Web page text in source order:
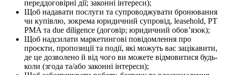
переддоговірні дії; законні інтереси);
Щоб надавати послуги та супроводжувати бронювання
чи купівлю, зокрема юридичний супровід, leasehold, PT
PMA та due diligence (договір; юридичний обовʼязок);
Щоб надсилати маркетингові повідомлення про
проєкти, пропозиції та події, які можуть вас зацікавити,
де це дозволено й від чого ви можете відмовитися будь-
коли (згода та/або законні інтереси);